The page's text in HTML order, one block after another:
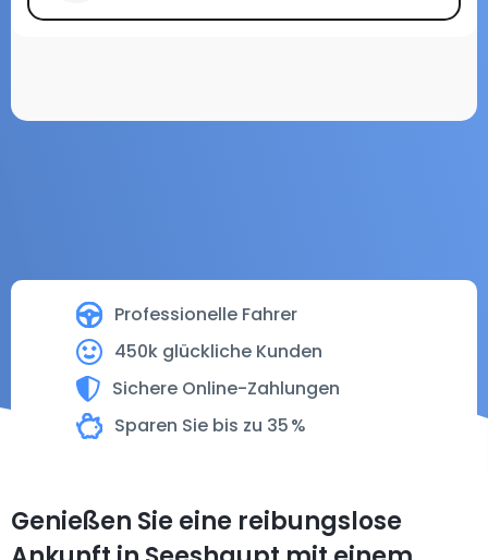
Professionelle Fahrer
450k glückliche Kunden
Sichere Online-Zahlungen
Sparen Sie bis zu 35 %
Genießen Sie eine reibungslose